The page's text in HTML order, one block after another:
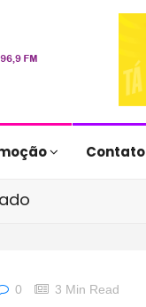
Contato
0 3 Min Read